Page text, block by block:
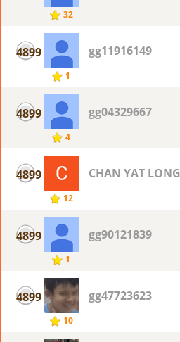
32
4899
1
gg11916149
4899
4
gg04329667
4899
12
CHAN YAT
4899
1
gg90121839
4899
10
gg47723623